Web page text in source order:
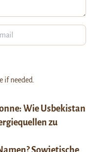
Wie Usbekistan
zu
if needed.